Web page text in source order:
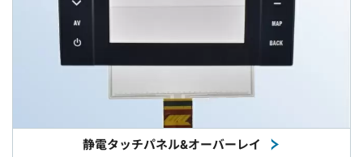
静電タッチパネル&オーバーレイ